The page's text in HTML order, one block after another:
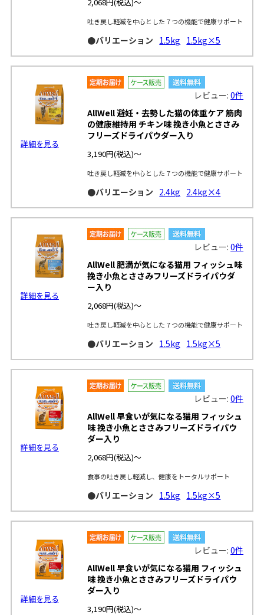
吐き戻し軽減を中心とした７つの機能で健康サポート
●バリエーション 1.5kg 1.5kg×5
詳細を見る
レビュー:0件
AllWell 避妊・去勢した猫の体重ケア 筋肉
の健康維持用 チキン味 挽き小魚とささみ
フリーズドライパウダー入り
3,190円(税込)～
吐き戻し軽減を中心とした７つの機能で健康サポート
●バリエーション 2.4kg 2.4kg×4
詳細を見る
レビュー:0件
AllWell 肥満が気になる猫用 フィッシュ味
挽き小魚とささみフリーズドライパウダ
ー入り
2,068円(税込)～
吐き戻し軽減を中心とした７つの機能で健康サポート
●バリエーション 1.5kg 1.5kg×5
詳細を見る
レビュー:0件
AllWell 早食いが気になる猫用 フィッシュ
味 挽き小魚とささみフリーズドライパウ
ダー入り
2,068円(税込)～
食事の吐き戻し軽減し、健康をトータルサポート
●バリエーション 1.5kg 1.5kg×5
詳細を見る
レビュー:0件
AllWell 早食いが気になる猫用 フィッシュ
味 挽き小魚とささみフリーズドライパウ
ダー入り
3,190円(税込)～